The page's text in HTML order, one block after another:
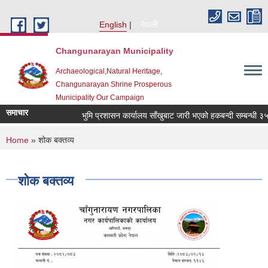
English
नेपाली
Changunarayan Municipality
Archaeological,Natural Heritage,
Changunarayan Shrine Prosperous
Municipality Our Campaign
समाचार भुमि प्रशासन कार्यालय साँखुबाट जारी भएको हकबन्दी सम्बन्धी ३५
You are here
Home » शोक बक्तव्य
शोक बक्तव्य